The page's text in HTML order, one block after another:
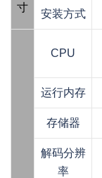
寸
安装方式
CPU
运行内存
存储器
解码分辨
率